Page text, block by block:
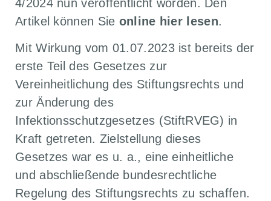
4/2024 nun veröffentlicht worden. Den
Artikel können Sie online hier lesen.
Mit Wirkung vom 01.07.2023 ist bereits der
erste Teil des Gesetzes zur
Vereinheitlichung des Stiftungsrechts und
zur Änderung des
Infektionsschutzgesetzes (StiftRVEG) in
Kraft getreten. Zielstellung dieses
Gesetzes war es u. a., eine einheitliche
und abschließende bundesrechtliche
Regelung des Stiftungsrechts zu schaffen.